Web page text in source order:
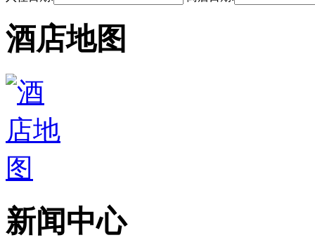
酒店地图
新闻中心